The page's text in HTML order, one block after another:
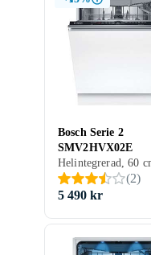
Bosch Serie 2
SMV2HVX02E
(2)
5 490 kr